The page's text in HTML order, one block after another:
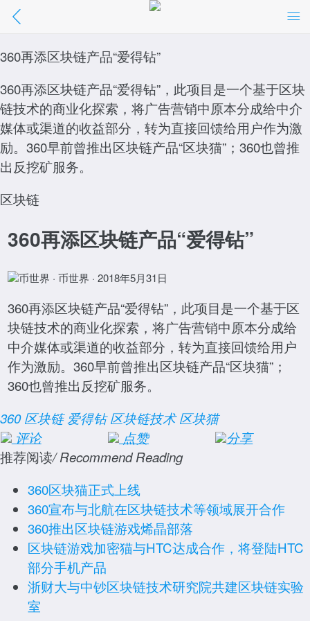
360再添区块链产品“爱得钻”
360再添区块链产品“爱得钻”，此项目是一个基于区块
链技术的商业化探索，将广告营销中原本分成给中介
媒体或渠道的收益部分，转为直接回馈给用户作为激
励。360早前曾推出区块链产品“区块猫”；360也曾推
出反挖矿服务。
区块链
360再添区块链产品“爱得钻”
币世界 · 币世界 · 2018年5月31日
360再添区块链产品“爱得钻”，此项目是一个基于区
块链技术的商业化探索，将广告营销中原本分成给
中介媒体或渠道的收益部分，转为直接回馈给用户
作为激励。360早前曾推出区块链产品“区块猫”；
360也曾推出反挖矿服务。
360 区块链 爱得钻 区块链技术 区块猫
评论
点赞 分享
推荐阅读/ Recommend Reading
360区块猫正式上线
360宣布与北航在区块链技术等领域展开合作
360推出区块链游戏烯晶部落
区块链游戏加密猫与HTC达成合作，将登陆HTC
部分手机产品
浙财大与中钞区块链技术研究院共建区块链实验
室
360再添区块链产品“爱得钻”
//m.01caijing.com/article/23026.htm
点击阅读